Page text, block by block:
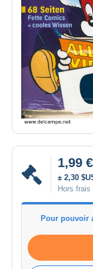
1,99 €
± 2,30
Hors
Pour pouvoir